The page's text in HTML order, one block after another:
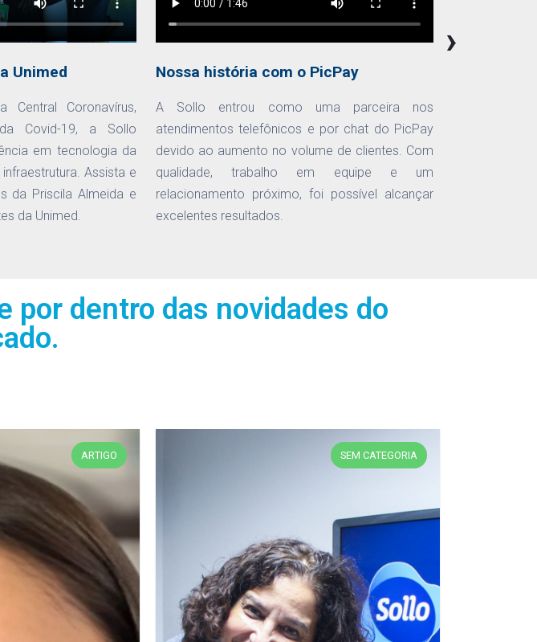
Unimed
Coronavírus,
Covid-19, a Sollo
em tecnologia da
Assista e
da Priscila Almeida e
da Unimed.
Nossa história com o PicPay
A Sollo entrou como uma parceira nos
atendimentos telefônicos e por chat do PicPay
devido ao aumento no volume de clientes. Com
qualidade, trabalho em equipe e um
relacionamento próximo, foi possível alcançar
excelentes resultados.
›
por dentro das novidades do
SEM CATEGORIA ARTIGO